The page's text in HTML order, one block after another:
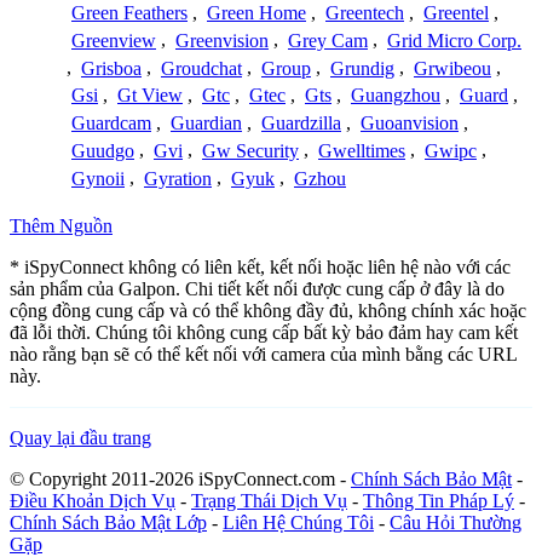
Green Feathers , Green Home , Greentech , Greentel ,
Greenview , Greenvision , Grey Cam , Grid Micro Corp.
, Grisboa , Groudchat , Group , Grundig , Grwibeou ,
Gsi , Gt View , Gtc , Gtec , Gts , Guangzhou , Guard ,
Guardcam , Guardian , Guardzilla , Guoanvision ,
Guudgo , Gvi , Gw Security , Gwelltimes , Gwipc ,
Gynoii , Gyration , Gyuk , Gzhou
Thêm Nguồn
* iSpyConnect không có liên kết, kết nối hoặc liên hệ nào với các
sản phẩm của Galpon. Chi tiết kết nối được cung cấp ở đây là do
cộng đồng cung cấp và có thể không đầy đủ, không chính xác hoặc
đã lỗi thời. Chúng tôi không cung cấp bất kỳ bảo đảm hay cam kết
nào rằng bạn sẽ có thể kết nối với camera của mình bằng các URL
này.
Quay lại đầu trang
© Copyright 2011-2026 iSpyConnect.com - Chính Sách Bảo Mật -
Điều Khoản Dịch Vụ - Trạng Thái Dịch Vụ - Thông Tin Pháp Lý -
Chính Sách Bảo Mật Lớp - Liên Hệ Chúng Tôi - Câu Hỏi Thường
Gặp